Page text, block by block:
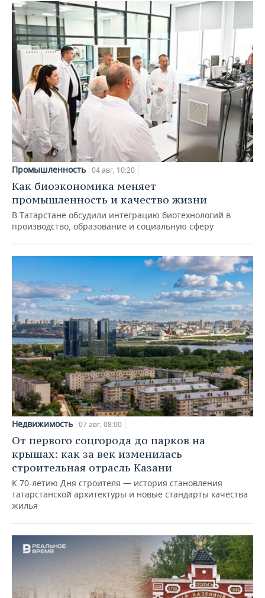
Промышленность 04 авг, 10:20
Как биоэкономика меняет
промышленность и качество жизни
В Татарстане обсудили интеграцию биотехнологий в
производство, образование и социальную сферу
Недвижимость 07 авг, 08:00
От первого соцгорода до парков на
крышах: как за век изменилась
строительная отрасль Казани
К 70-летию Дня строителя — история становления
татарстанской архитектуры и новые стандарты качества
жилья